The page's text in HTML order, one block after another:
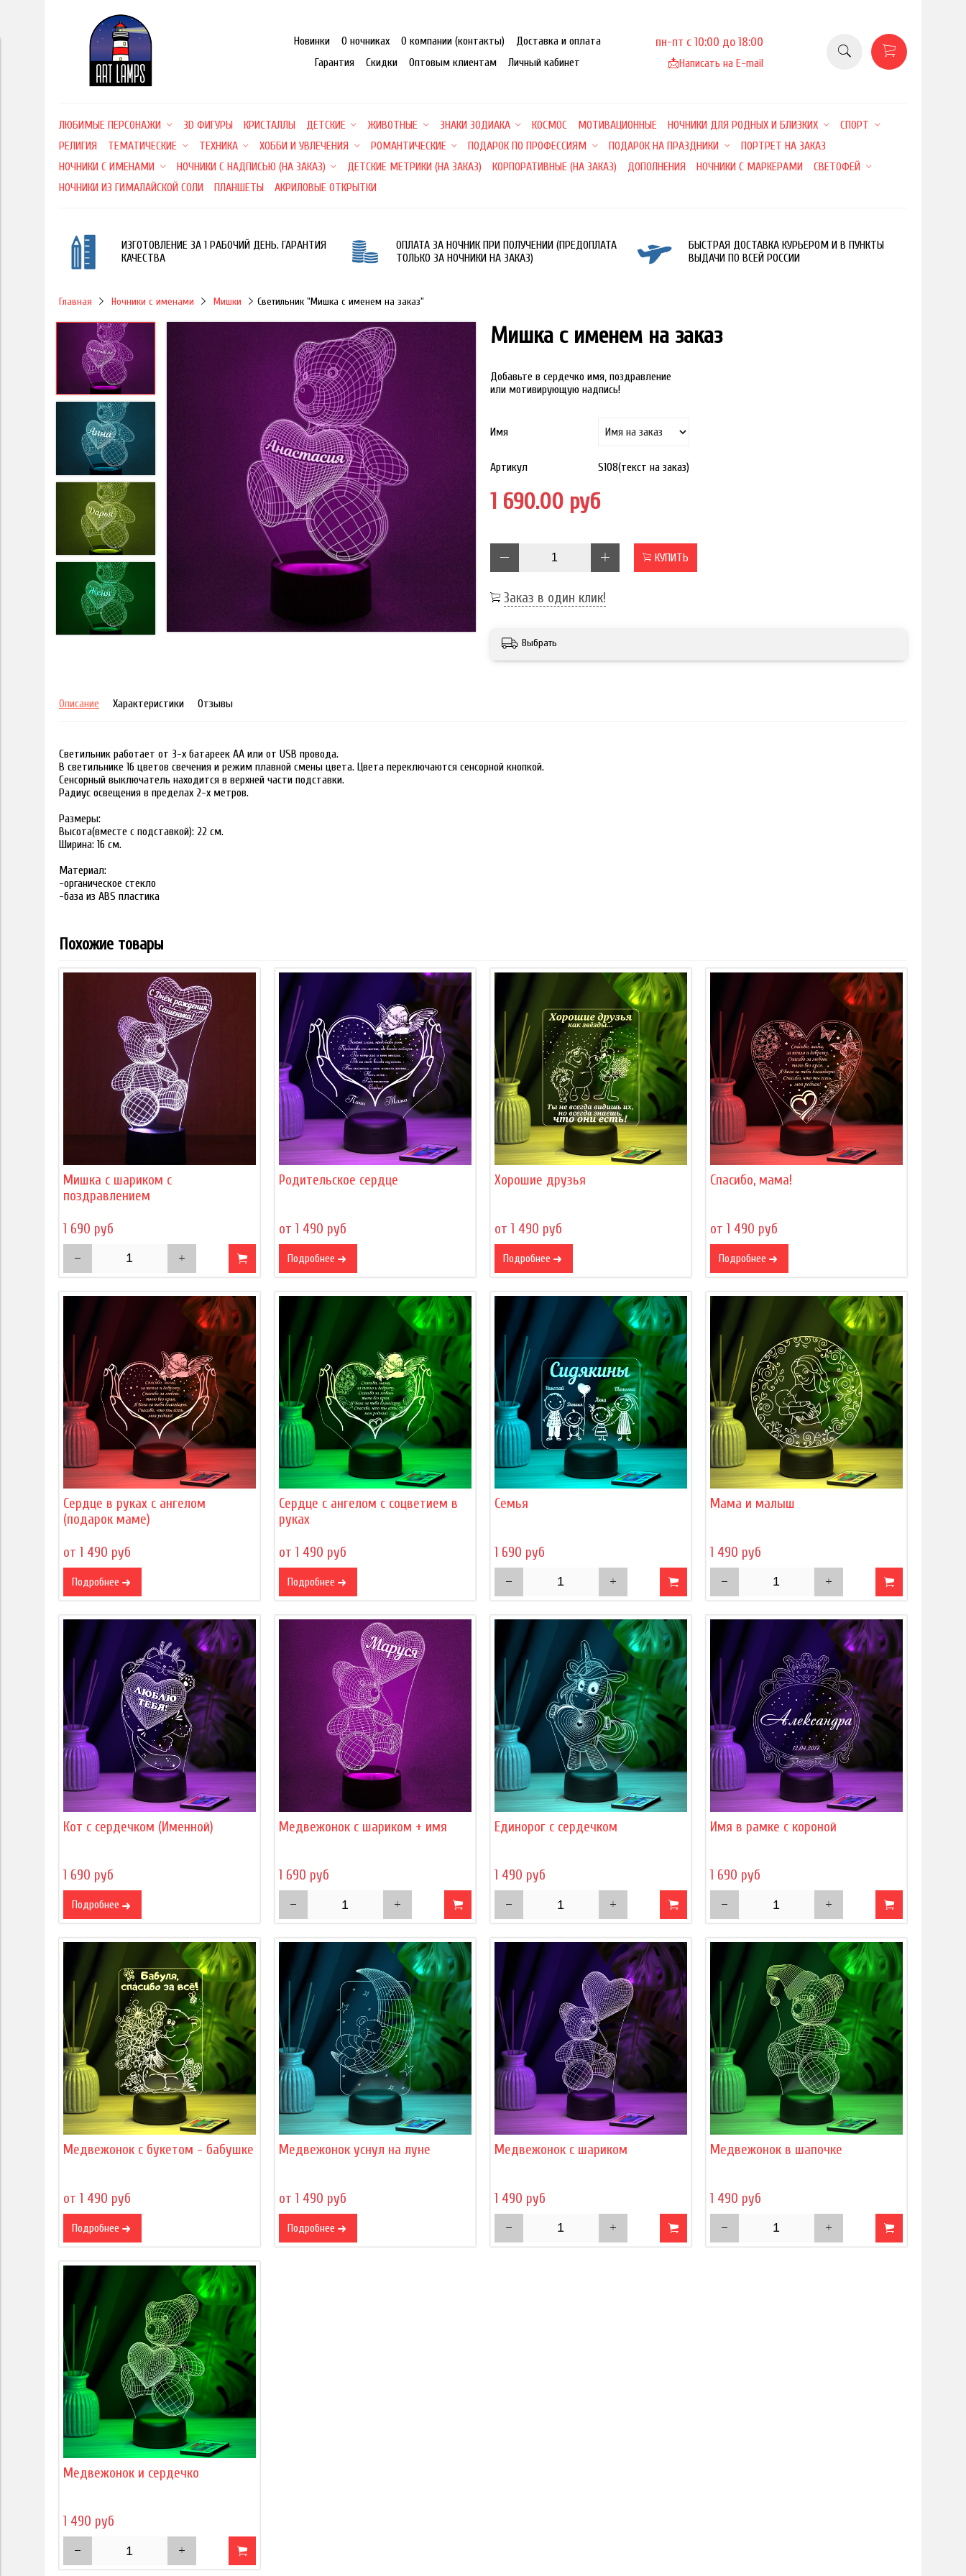
Новинки О ночниках О компании (контакты)
Доставка и оплата
Гарантия
Скидки Оптовым клиентам Личный кабинет
пн-пт с 10:00 до 18:00
📩Написать на E-mail
ЛЮБИМЫЕ ПЕРСОНАЖИ 3D ФИГУРЫ КРИСТАЛЛЫ ДЕТСКИЕ ЖИВОТНЫЕ ЗНАКИ ЗОДИАКА КОСМОС МОТИВАЦИОННЫЕ НОЧНИКИ ДЛЯ РОДНЫХ И БЛИЗКИХ
СПОРТ
РЕЛИГИЯ
ТЕМАТИЧЕСКИЕ ТЕХНИКА ХОББИ И УВЛЕЧЕНИЯ РОМАНТИЧЕСКИЕ ПОДАРОК ПО ПРОФЕССИЯМ ПОДАРОК НА ПРАЗДНИКИ
ПОРТРЕТ НА ЗАКАЗ
НОЧНИКИ С ИМЕНАМИ
НОЧНИКИ С НАДПИСЬЮ (НА ЗАКАЗ) ДЕТСКИЕ МЕТРИКИ (НА ЗАКАЗ) КОРПОРАТИВНЫЕ (НА ЗАКАЗ) ДОПОЛНЕНИЯ НОЧНИКИ С МАРКЕРАМИ
СВЕТОФЕЙ
НОЧНИКИ ИЗ ГИМАЛАЙСКОЙ СОЛИ
ПЛАНШЕТЫ АКРИЛОВЫЕ ОТКРЫТКИ
ИЗГОТОВЛЕНИЕ ЗА 1 РАБОЧИЙ ДЕНЬ. ГАРАНТИЯ
КАЧЕСТВА
ОПЛАТА ЗА НОЧНИК ПРИ ПОЛУЧЕНИИ (ПРЕДОПЛАТА
ТОЛЬКО ЗА НОЧНИКИ НА ЗАКАЗ)
БЫСТРАЯ ДОСТАВКА КУРЬЕРОМ И В ПУНКТЫ
ВЫДАЧИ ПО ВСЕЙ РОССИИ
Главная Ночники с именами Мишки Светильник "Мишка с именем на заказ"
Мишка с именем на заказ
Добавьте в сердечко имя, поздравление
или мотивирующую надпись!
Имя
Артикул S108(текст на заказ)
1 690.00 руб
КУПИТЬ
Заказ в один клик!
Выбрать
Описание Характеристики Отзывы
Светильник работает от 3-х батареек АА или от USB провода.
В светильнике 16 цветов свечения и режим плавной смены цвета. Цвета переключаются сенсорной кнопкой.
Сенсорный выключатель находится в верхней части подставки.
Радиус освещения в пределах 2-х метров.
Размеры:
Высота(вместе с подставкой): 22 см.
Ширина: 16 см.
Материал:
-органическое стекло
-база из ABS пластика
Похожие товары
Мишка с шариком с
поздравлением
1 690 руб
Родительское сердце
от 1 490 руб
Подробнее
Хорошие друзья
от 1 490 руб
Подробнее
Спасибо, мама!
от 1 490 руб
Подробнее
Сердце в руках с ангелом
(подарок маме)
от 1 490 руб
Подробнее
Сердце c ангелом с соцветием в
руках
от 1 490 руб
Подробнее
Семья
1 690 руб
Мама и малыш
1 490 руб
Кот с сердечком (Именной)
1 690 руб
Подробнее
Медвежонок с шариком + имя
1 690 руб
Единорог с сердечком
1 490 руб
Имя в рамке с короной
1 690 руб
Медвежонок с букетом - бабушке
от 1 490 руб
Подробнее
Медвежонок уснул на луне
от 1 490 руб
Подробнее
Медвежонок с шариком
1 490 руб
Медвежонок в шапочке
1 490 руб
Медвежонок и сердечко
1 490 руб